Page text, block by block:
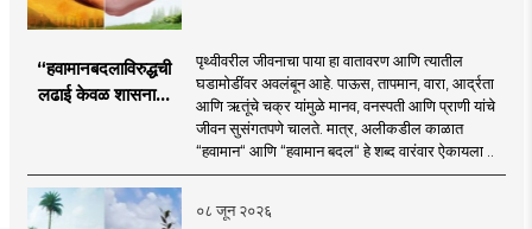
“हवामानबदलाविरुद्धची
लढाई केवळ शासनाची
विशेषतः प्रत्येक युवकाची
जबाबदारी आहे.
पृथ्वीवरील जीवनाचा पाया हा वातावरण आणि त्यातील
घडामोडींवर अवलंबून आहे. पाऊस, तापमान, वारा, आर्द्रता
आणि ऋतूंचे चक्र यांमुळे मानव, वनस्पती आणि प्राणी यांचे
जीवन सुसंगतपणे चालते. मात्र, अलीकडील काळात
“हवामान“ आणि “हवामान बदल“ हे शब्द वारंवार ऐकायला ..
०८ जून २०२६